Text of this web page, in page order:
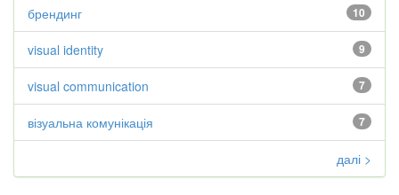
10
брендинг
9
visual identity
7
visual communication
7
візуальна комунікація
далі >